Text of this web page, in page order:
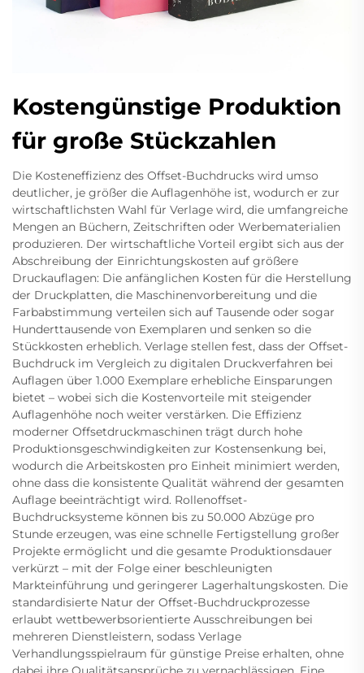
Kostengünstige Produktion
für große Stückzahlen
Die Kosteneffizienz des Offset-Buchdrucks wird umso
deutlicher, je größer die Auflagenhöhe ist, wodurch er zur
wirtschaftlichsten Wahl für Verlage wird, die umfangreiche
Mengen an Büchern, Zeitschriften oder Werbematerialien
produzieren. Der wirtschaftliche Vorteil ergibt sich aus der
Abschreibung der Einrichtungskosten auf größere
Druckauflagen: Die anfänglichen Kosten für die Herstellung
der Druckplatten, die Maschinenvorbereitung und die
Farbabstimmung verteilen sich auf Tausende oder sogar
Hunderttausende von Exemplaren und senken so die
Stückkosten erheblich. Verlage stellen fest, dass der Offset-
Buchdruck im Vergleich zu digitalen Druckverfahren bei
Auflagen über 1.000 Exemplare erhebliche Einsparungen
bietet – wobei sich die Kostenvorteile mit steigender
Auflagenhöhe noch weiter verstärken. Die Effizienz
moderner Offsetdruckmaschinen trägt durch hohe
Produktionsgeschwindigkeiten zur Kostensenkung bei,
wodurch die Arbeitskosten pro Einheit minimiert werden,
ohne dass die konsistente Qualität während der gesamten
Auflage beeinträchtigt wird. Rollenoffset-
Buchdrucksysteme können bis zu 50.000 Abzüge pro
Stunde erzeugen, was eine schnelle Fertigstellung großer
Projekte ermöglicht und die gesamte Produktionsdauer
verkürzt – mit der Folge einer beschleunigten
Markteinführung und geringerer Lagerhaltungskosten. Die
standardisierte Natur der Offset-Buchdruckprozesse
erlaubt wettbewerbsorientierte Ausschreibungen bei
mehreren Dienstleistern, sodass Verlage
Verhandlungsspielraum für günstige Preise erhalten, ohne